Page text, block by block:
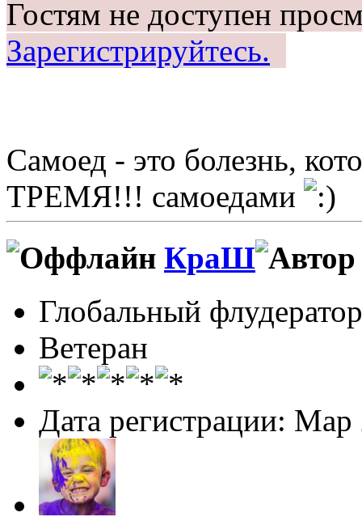
Гостям не доступен
Зарегистрируйтесь.
Самоед - это болезнь,
ТРЕМЯ!!! самоедами
КраШ
Глобальный флудератор
Ветеран
Дата регистрации: Мар